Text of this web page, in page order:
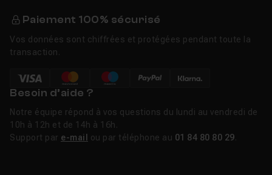
Paiement 100% sécurisé
Vos données sont chiffrées et protégées pendant toute la
transaction.
Besoin d’aide ?
Notre équipe répond à vos questions du lundi au vendredi de
10h à 12h et de 14h à 16h.
Support par e-mail ou par téléphone au 01 84 80 80 29